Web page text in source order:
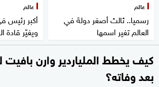
عالم
رسميا.. ثالث أصغر دولة في
العالم تغير اسمها
عالم
أكبر رئيس
ويغيّر
كيف يخطط الملياردير وارن بافيت
بعد وفاته؟